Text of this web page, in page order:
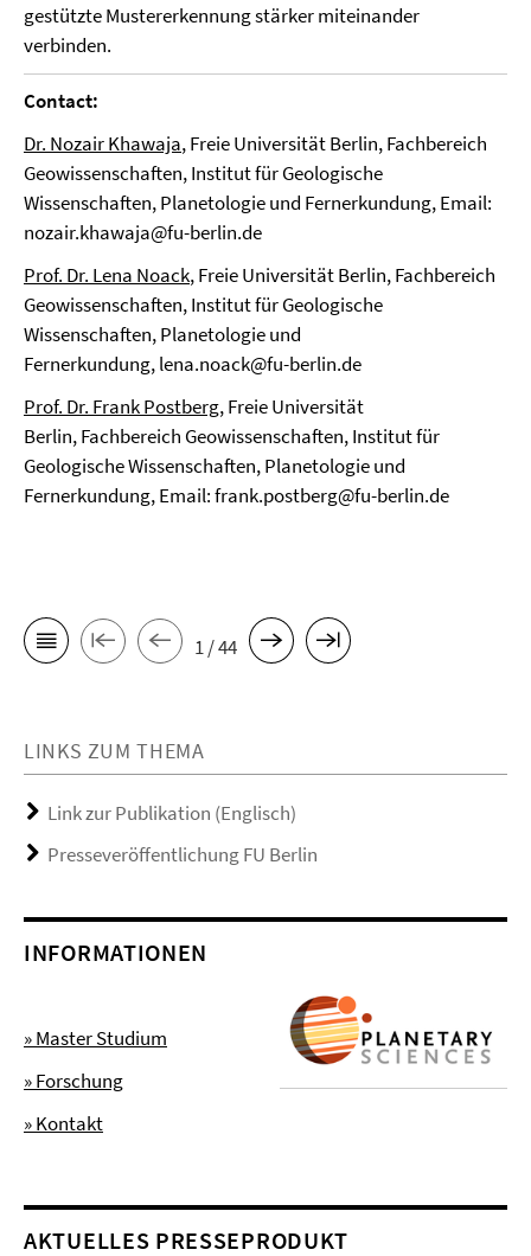
gestützte Mustererkennung stärker miteinander
verbinden.
Contact:
Dr. Nozair Khawaja, Freie Universität Berlin, Fachbereich
Geowissenschaften, Institut für Geologische
Wissenschaften, Planetologie und Fernerkundung, Email:
nozair.khawaja@fu-berlin.de
Prof. Dr. Lena Noack, Freie Universität Berlin, Fachbereich
Geowissenschaften, Institut für Geologische
Wissenschaften, Planetologie und
Fernerkundung, lena.noack@fu-berlin.de
Prof. Dr. Frank Postberg, Freie Universität
Berlin, Fachbereich Geowissenschaften, Institut für
Geologische Wissenschaften, Planetologie und
Fernerkundung, Email: frank.postberg@fu-berlin.de
1 / 44
LINKS ZUM THEMA
Link zur Publikation (Englisch)
Presseveröffentlichung FU Berlin
INFORMATIONEN
» Master Studium
» Forschung
» Kontakt
AKTUELLES PRESSEPRODUKT